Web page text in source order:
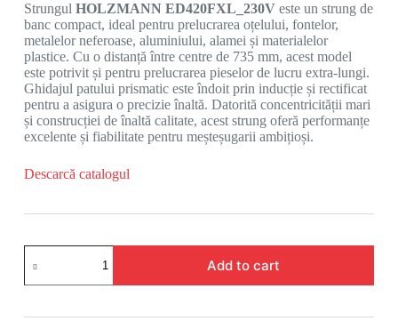
Strungul HOLZMANN ED420FXL_230Veste un strung de
banc compact, ideal pentru prelucrarea oțelului, fontelor,
metalelor neferoase, aluminiului, alamei și materialelor
plastice. Cu o distanță între centre de 735 mm, acest model
este potrivit și pentru prelucrarea pieselor de lucru extra-lungi.
Ghidajul patului prismatic este îndoit prin inducție și rectificat
pentru a asigura o precizie înaltă. Datorită concentricității mari
și construcției de înaltă calitate, acest strung oferă performanțe
excelente și fiabilitate pentru meșteșugarii ambițioși.
Descarcă catalogul
Add to cart